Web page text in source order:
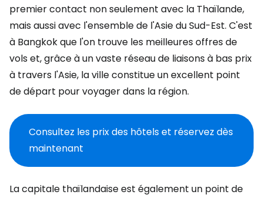
premier contact non seulement avec la Thaïlande,
mais aussi avec l'ensemble de l'Asie du Sud-Est. C'est
à Bangkok que l'on trouve les meilleures offres de
vols et, grâce à un vaste réseau de liaisons à bas prix
à travers l'Asie, la ville constitue un excellent point
de départ pour voyager dans la région.
Consultez les prix des hôtels et réservez dès
maintenant
La capitale thaïlandaise est également un point de